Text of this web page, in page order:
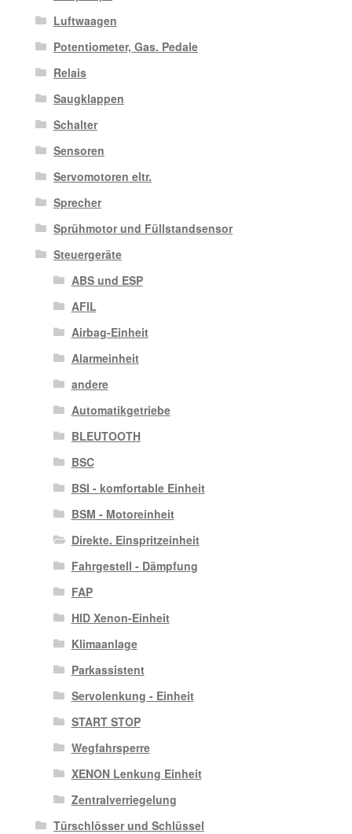
Luftwaagen
Potentiometer, Gas. Pedale
Relais
Saugklappen
Schalter
Sensoren
Servomotoren eltr.
Sprecher
Sprühmotor und Füllstandsensor
Steuergeräte
ABS und ESP
AFIL
Airbag-Einheit
Alarmeinheit
andere
Automatikgetriebe
BLEUTOOTH
BSC
BSI - komfortable Einheit
BSM - Motoreinheit
Direkte. Einspritzeinheit
Fahrgestell - Dämpfung
FAP
HID Xenon-Einheit
Klimaanlage
Parkassistent
Servolenkung - Einheit
START STOP
Wegfahrsperre
XENON Lenkung Einheit
Zentralverriegelung
Türschlösser und Schlüssel